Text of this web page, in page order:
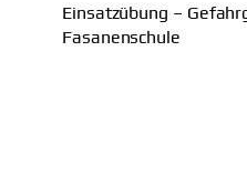
Einsatzübung –
Fasanenschule